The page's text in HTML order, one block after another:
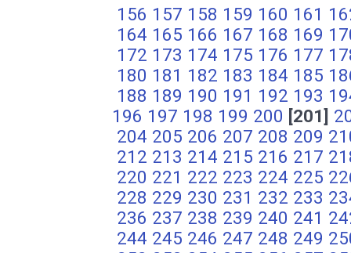
156 157 158 159 160 161
164 165 166 167 168 169
172 173 174 175 176 177
180 181 182 183 184 185
188 189 190 191 192 193
196 197 198 199 200 [201]
204 205 206 207 208 209
212 213 214 215 216 217
220 221 222 223 224 225
228 229 230 231 232 233
236 237 238 239 240 241
244 245 246 247 248 249